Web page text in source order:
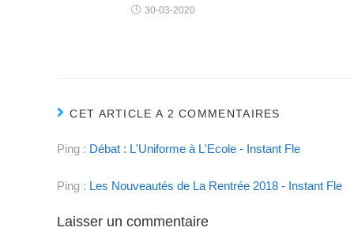
30-03-2020
CET ARTICLE A 2 COMMENTAIRES
Ping : Débat : L'Uniforme à L'Ecole - Instant Fle
Ping : Les Nouveautés de La Rentrée 2018 - Instant Fle
Laisser un commentaire